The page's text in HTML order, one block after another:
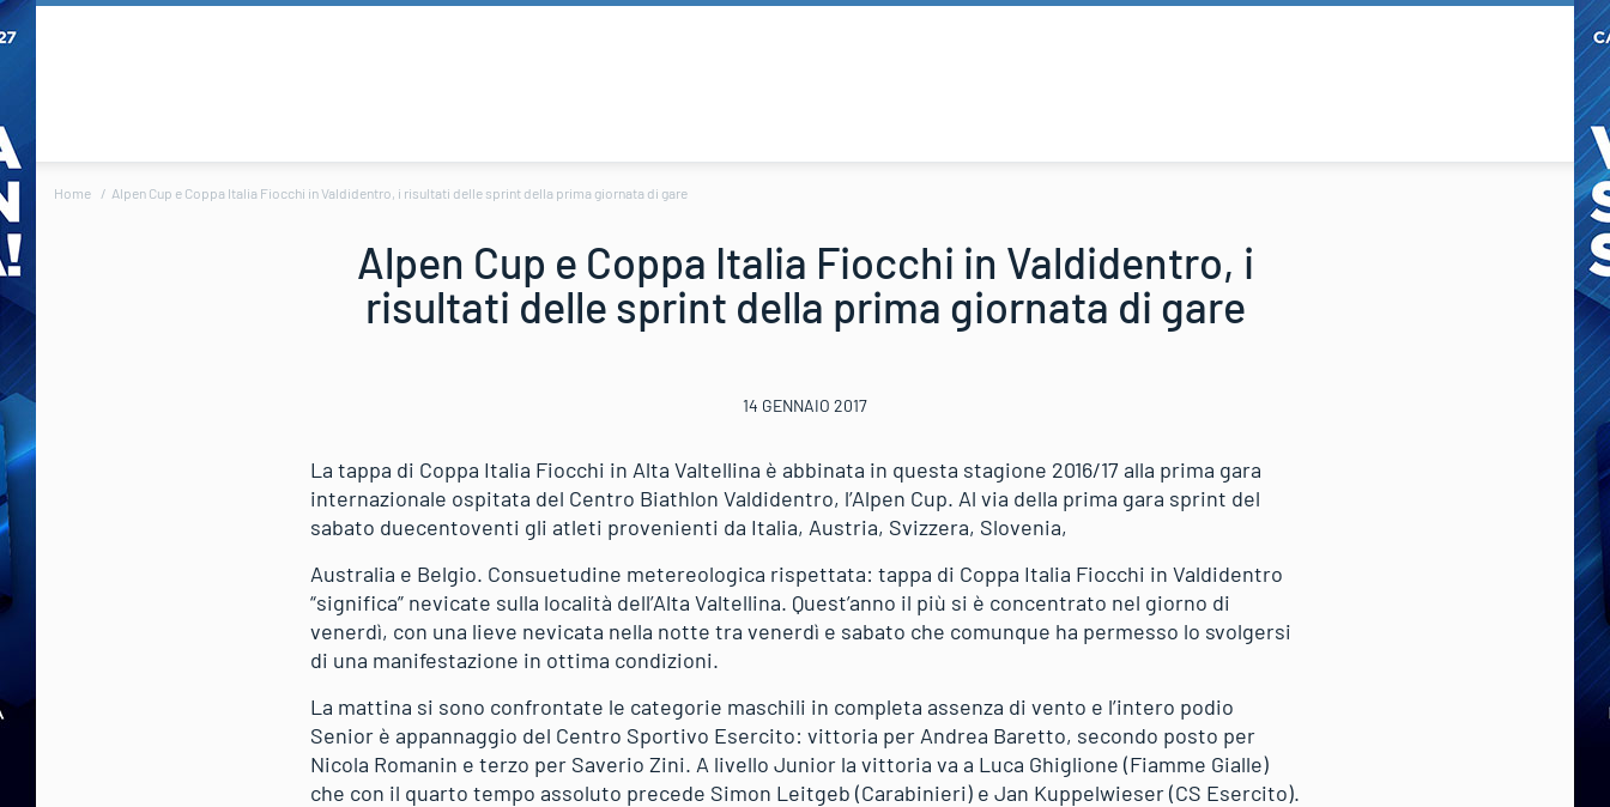
Home Alpen Cup e Coppa Italia Fiocchi in Valdidentro, i risultati delle sprint della prima giornata di gare
Alpen Cup e Coppa Italia Fiocchi in Valdidentro, i
risultati delle sprint della prima giornata di gare
14 GENNAIO 2017
La tappa di Coppa Italia Fiocchi in Alta Valtellina è abbinata in questa stagione 2016/17 alla prima gara
internazionale ospitata del Centro Biathlon Valdidentro, l’Alpen Cup. Al via della prima gara sprint del
sabato duecentoventi gli atleti provenienti da Italia, Austria, Svizzera, Slovenia,
Australia e Belgio. Consuetudine metereologica rispettata: tappa di Coppa Italia Fiocchi in Valdidentro
“significa” nevicate sulla località dell’Alta Valtellina. Quest’anno il più si è concentrato nel giorno di
venerdì, con una lieve nevicata nella notte tra venerdì e sabato che comunque ha permesso lo svolgersi
di una manifestazione in ottima condizioni.
La mattina si sono confrontate le categorie maschili in completa assenza di vento e l’intero podio
Senior è appannaggio del Centro Sportivo Esercito: vittoria per Andrea Baretto, secondo posto per
Nicola Romanin e terzo per Saverio Zini. A livello Junior la vittoria va a Luca Ghiglione (Fiamme Gialle)
che con il quarto tempo assoluto precede Simon Leitgeb (Carabinieri) e Jan Kuppelwieser (CS Esercito).